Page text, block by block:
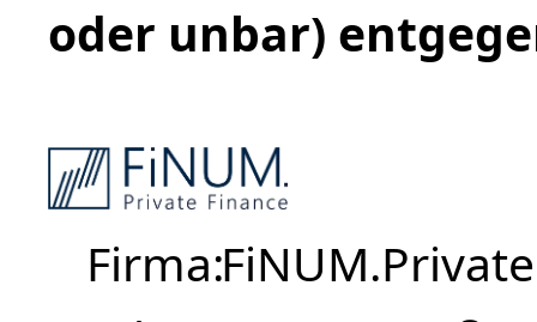
oder unbar)
Firma